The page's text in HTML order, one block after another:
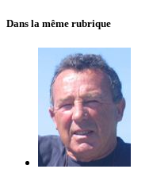
Dans la même rubrique